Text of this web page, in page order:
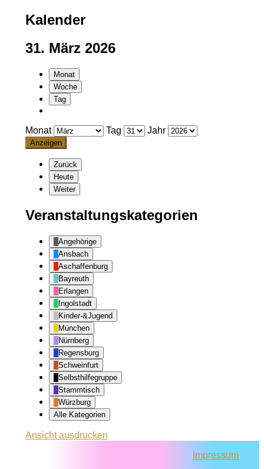
Kalender
31. März 2026
Monat
Woche
Tag
Monat Tag Jahr
Zurück
Heute
Weiter
Veranstaltungskategorien
Angehörige
Ansbach
Aschaffenburg
Bayreuth
Erlangen
Ingolstadt
Kinder-&Jugend
München
Nürnberg
Regensburg
Schweinfurt
Selbsthilfegruppe
Stammtisch
Würzburg
Alle Kategorien
Ansichtausdrucken
Impressum